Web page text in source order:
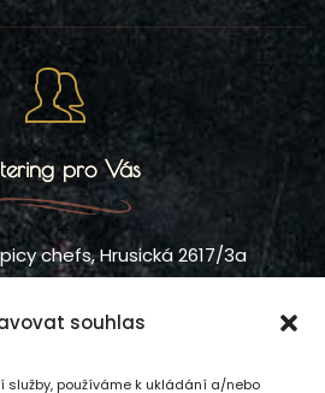
souhlas
služby, používáme k ukládání a/nebo
pro Vás
chefs, Hrusická 2617/3a
567/8, Praha 10